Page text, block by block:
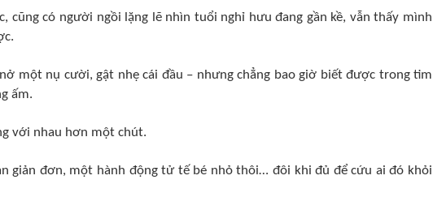
cũng có người ngồi lặng lẽ nhìn tuổi nghỉ hưu đang gần kề, vẫn thấy mình
một nụ cười, gật nhẹ cái đầu – nhưng chẳng bao giờ biết được trong tim
ấm.
với nhau hơn một chút.
giản đơn, một hành động tử tế bé nhỏ thôi… đôi khi đủ để cứu ai đó khỏi